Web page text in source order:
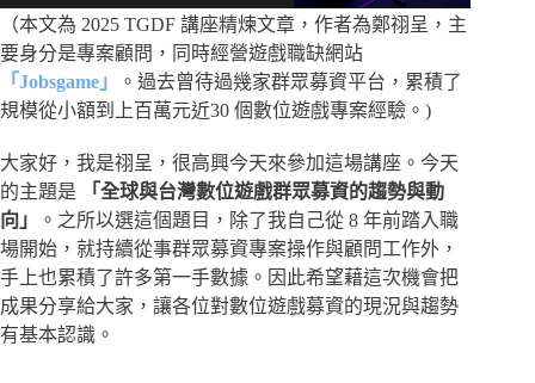
（本文為 2025 TGDF 講座精煉文章，作者為鄭祤呈，主
要身分是專案顧問，同時經營遊戲職缺網站
「Jobsgame」
。過去曾待過幾家群眾募資平台，累積了
規模從小額到上百萬元近30 個數位遊戲專案經驗。)
大家好，我是祤呈，很高興今天來參加這場講座。今天
的主題是
「全球與台灣數位遊戲群眾募資的趨勢與動
向」
。之所以選這個題目，除了我自己從 8 年前踏入職
場開始，就持續從事群眾募資專案操作與顧問工作外，
手上也累積了許多第一手數據。因此希望藉這次機會把
成果分享給大家，讓各位對數位遊戲募資的現況與趨勢
有基本認識。